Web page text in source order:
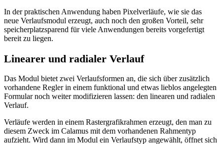
In der praktischen Anwendung haben Pixelverläufe, wie sie das
neue Verlaufsmodul erzeugt, auch noch den großen Vorteil, sehr
speicherplatzsparend für viele Anwendungen bereits vorgefertigt
bereit zu liegen.
Linearer und radialer Verlauf
Das Modul bietet zwei Verlaufsformen an, die sich über zusätzlich
vorhandene Regler in einem funktional und etwas lieblos angelegten
Formular noch weiter modifizieren lassen: den linearen und radialen
Verlauf.
Verläufe werden in einem Rastergrafikrahmen erzeugt, den man zu
diesem Zweck im Calamus mit dem vorhandenen Rahmentyp
aufzieht. Wird dann im Modul ein Verlaufstyp angewählt, öffnet sich